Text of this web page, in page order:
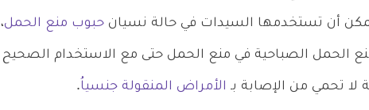
أن تستخدمها السيدات في حالة نسيان حبوب منع الحمل،
الحمل الصباحية في منع الحمل حتى مع الاستخدام الصحيح
تحمي من الإصابة بـ الأمراض المنقولة جنسياُ.